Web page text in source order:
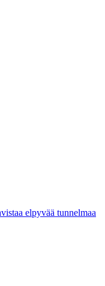
elpyvää tunnelmaa